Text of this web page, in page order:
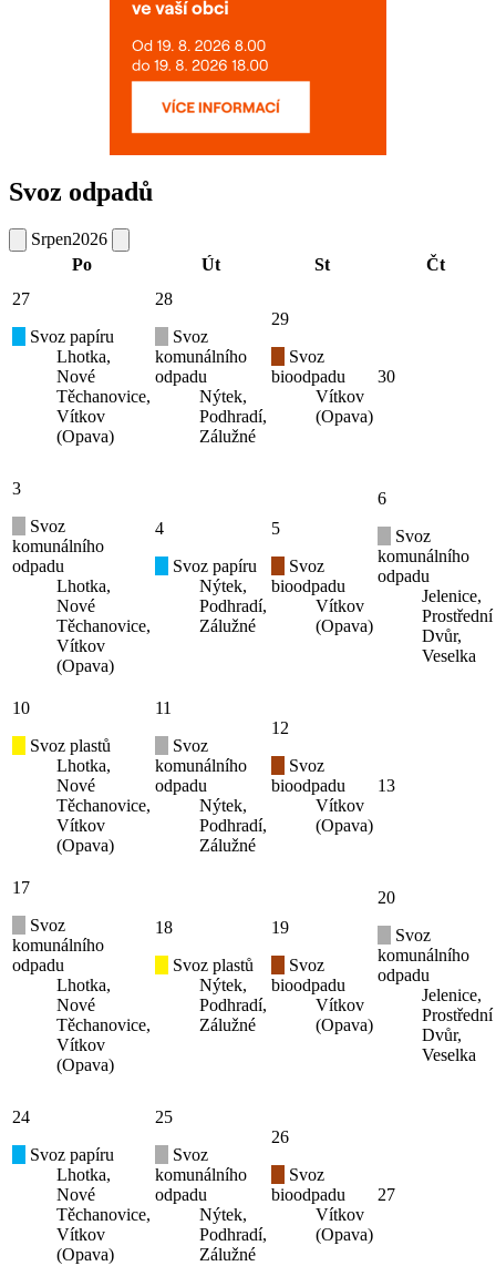
Svoz odpadů
Srpen2026
Po
Út St
Čt
27
Svoz papíru
Lhotka,
Nové
Těchanovice,
Vítkov
(Opava)
28
Svoz
komunálního
odpadu
Nýtek,
Podhradí,
Zálužné
29
Svoz
bioodpadu
Vítkov
(Opava)
30
3
Svoz
komunálního
odpadu
Lhotka,
Nové
Těchanovice,
Vítkov
(Opava)
4
Svoz papíru
Nýtek,
Podhradí,
Zálužné
5
Svoz
bioodpadu
Vítkov
(Opava)
6
Svoz
komunálního
odpadu
Jelenice,
Prostřední
Dvůr,
Veselka
10
Svoz plastů
Lhotka,
Nové
Těchanovice,
Vítkov
(Opava)
11
Svoz
komunálního
odpadu
Nýtek,
Podhradí,
Zálužné
12
Svoz
bioodpadu
Vítkov
(Opava)
13
17
Svoz
komunálního
odpadu
Lhotka,
Nové
Těchanovice,
Vítkov
(Opava)
18
Svoz plastů
Nýtek,
Podhradí,
Zálužné
19
Svoz
bioodpadu
Vítkov
(Opava)
20
Svoz
komunálního
odpadu
Jelenice,
Prostřední
Dvůr,
Veselka
24
Svoz papíru
Lhotka,
Nové
Těchanovice,
Vítkov
(Opava)
25
Svoz
komunálního
odpadu
Nýtek,
Podhradí,
Zálužné
26
Svoz
bioodpadu
Vítkov
(Opava)
27